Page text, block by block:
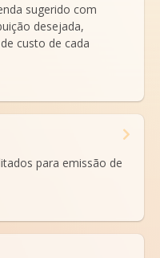
sugerido com
desejada,
custo de cada
para emissão de